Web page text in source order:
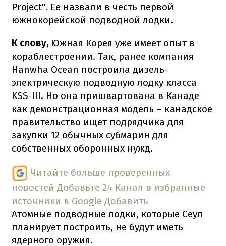
Project". Ее назвали в честь первой
южнокорейской подводной лодки.
К слову, Южная Корея уже имеет опыт в
кораблестроении. Так, ранее компания
Hanwha Ocean построила дизель-
электрическую подводную лодку класса
KSS-III. Но она пришвартована в Канаде
как демонстрационная модель – канадское
правительство ищет подрядчика для
закупки 12 обычных субмарин для
собственных оборонных нужд.
Читайте больше проверенных
новостей Добавьте 24 Канал в избранные
источники в Google Добавить
Атомные подводные лодки, которые Сеул
планирует построить, не будут иметь
ядерного оружия.